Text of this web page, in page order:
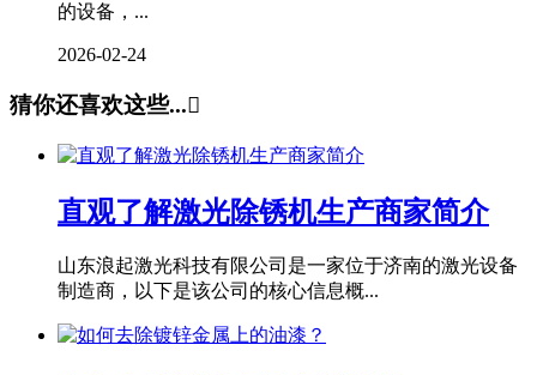
的设备，...
2026-02-24
猜你还喜欢这些...
直观了解激光除锈机生产商家简介
山东浪起激光科技有限公司是一家位于济南的激光设备
制造商，以下是该公司的核心信息概...